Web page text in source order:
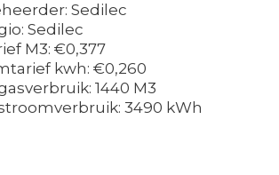
Sedilec
Sedilec
M3: €0,377
kwh: €0,260
1440 M3
3490 kWh